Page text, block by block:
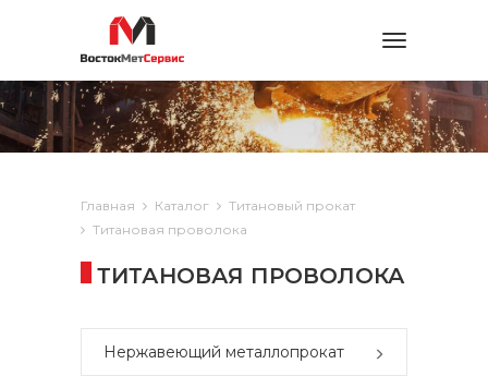
Toggle
Главная Каталог
Титановый прокат
Титановая проволока
ТИТАНОВАЯ ПРОВОЛОКА
Нержавеющий металлопрокат